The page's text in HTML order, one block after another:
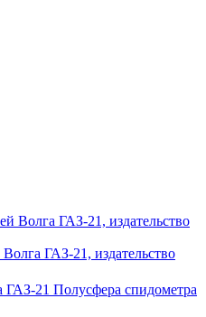
ГАЗ-21, издательство
Полусфера спидометра